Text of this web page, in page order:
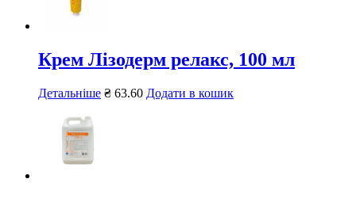
Крем Лізодерм релакс, 100 мл
Детальніше ₴ 63.60 Додати в кошик